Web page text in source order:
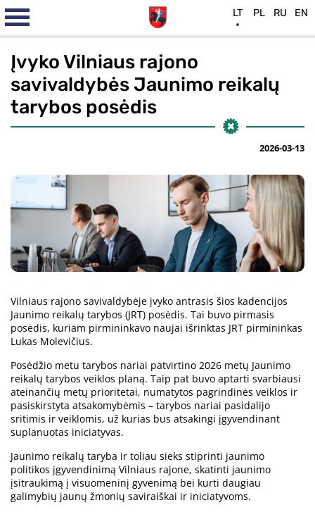
Įvyko Vilniaus rajono
savivaldybės Jaunimo reikalų
tarybos posėdis
2026-03-13
Vilniaus rajono savivaldybėje įvyko antrasis šios kadencijos
Jaunimo reikalų tarybos (JRT) posėdis. Tai buvo pirmasis
posėdis, kuriam pirmininkavo naujai išrinktas JRT pirmininkas
Lukas Molevičius.
Posėdžio metu tarybos nariai patvirtino 2026 metų Jaunimo
reikalų tarybos veiklos planą. Taip pat buvo aptarti svarbiausi
ateinančių metų prioritetai, numatytos pagrindinės veiklos ir
pasiskirstyta atsakomybėmis – tarybos nariai pasidalijo
sritimis ir veiklomis, už kurias bus atsakingi įgyvendinant
suplanuotas iniciatyvas.
Jaunimo reikalų taryba ir toliau sieks stiprinti jaunimo
politikos įgyvendinimą Vilniaus rajone, skatinti jaunimo
įsitraukimą į visuomeninį gyvenimą bei kurti daugiau
galimybių jaunų žmonių saviraiškai ir iniciatyvoms.
LT PL RU EN